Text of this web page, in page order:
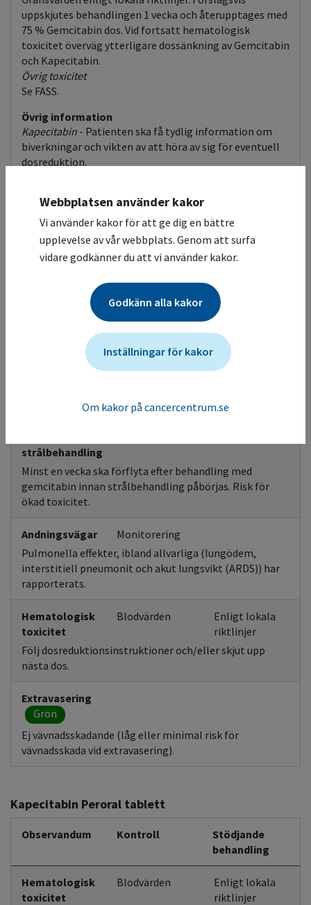
uppskjutes behandlingen 1 vecka och återupptages med
75 % Gemcitabin dos. Vid fortsatt hematologisk
toxicitet överväg ytterligare dossänkning av Gemcitabin
och Kapecitabin.
Övrig toxicitet
Se FASS.
Övrig information
Kapecitabin - Patienten ska få tydlig information om
biverkningar och vikten av att höra av sig för eventuell
dosreduktion.
Referenser
Neopltolemos et al. Gemcitabine and Capecitabine
Biverkningar
Gemcitabin Intravenös infusion
behandling
strålbehandling
Minst en vecka ska förflyta efter behandling med
gemcitabin innan strålbehandling påbörjas. Risk för
ökad toxicitet.
Andningsvägar
Monitorering
Pulmonella effekter, ibland allvarliga (lungödem,
interstitiell pneumonit och akut lungsvikt (ARDS)) har
rapporterats.
Hematologisk
toxicitet
Blodvärden
Enligt lokala
riktlinjer
Följ dosreduktionsinstruktioner och/eller skjut upp
nästa dos.
Extravasering
Grön
Ej vävnadsskadande (låg eller minimal risk för
vävnadsskada vid extravasering).
Kapecitabin Peroral tablett
Observandum Kontroll
Stödjande
behandling
Hematologisk
toxicitet
Blodvärden
Enligt lokala
riktlinjer
Webbplatsen använder kakor
Vi använder kakor för att ge dig en bättre
upplevelse av vår webbplats. Genom att surfa
vidare godkänner du att vi använder kakor.
Godkänn alla kakor
Inställningar för kakor
Om kakor på cancercentrum.se